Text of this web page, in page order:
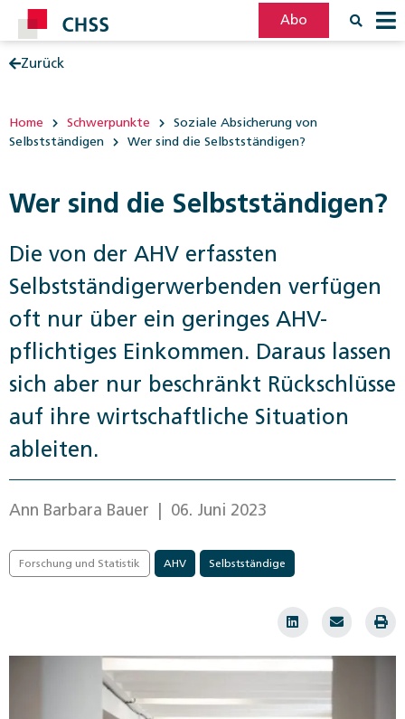
Abo
Zurück
Home Schwerpunkte
Soziale Absicherung von
Selbstständigen
Wer sind die Selbstständigen?
Wer sind die Selbstständigen?
Die von der AHV erfassten
Selbstständigerwerbenden verfügen
oft nur über ein geringes AHV-
pflichtiges Einkommen. Daraus lassen
sich aber nur beschränkt Rückschlüsse
auf ihre wirtschaftliche Situation
ableiten.
Ann Barbara Bauer | 06. Juni 2023
Forschung und Statistik AHV Selbstständige